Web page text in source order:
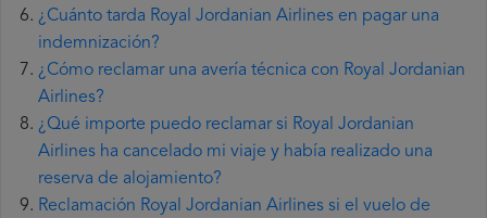
¿Cuánto tarda Royal Jordanian Airlines en pagar una
indemnización?
¿Cómo reclamar una avería técnica con Royal Jordanian
Airlines?
¿Qué importe puedo reclamar si Royal Jordanian
Airlines ha cancelado mi viaje y había realizado una
reserva de alojamiento?
Reclamación Royal Jordanian Airlines si el vuelo de